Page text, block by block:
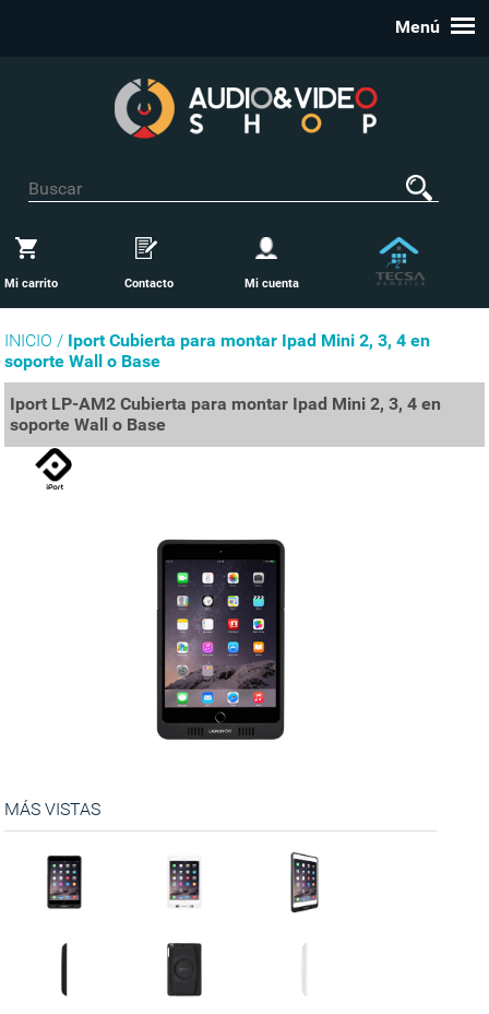
Menú
Mi carrito Contacto Mi cuenta
INICIO / Iport Cubierta para montar Ipad Mini 2, 3, 4 en
soporte Wall o Base
Iport LP-AM2 Cubierta para montar Ipad Mini 2, 3, 4 en
soporte Wall o Base
MÁS VISTAS